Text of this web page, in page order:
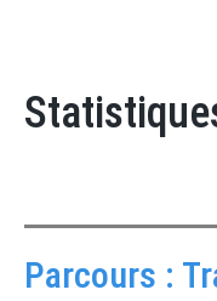
Parcours :